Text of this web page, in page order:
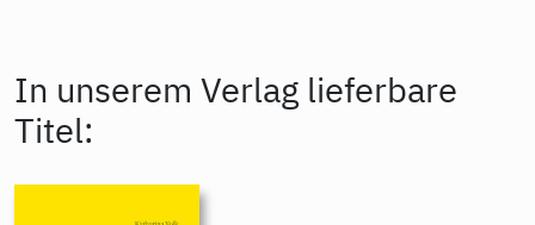
In unserem Verlag lieferbare
Titel: